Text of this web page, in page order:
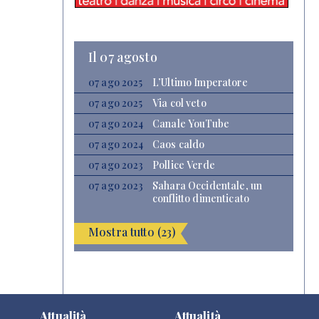
Il 07 agosto
07 ago 2025
L’Ultimo Imperatore
07 ago 2025
Via col veto
07 ago 2024
Canale YouTube
07 ago 2024
Caos caldo
07 ago 2023
Pollice Verde
07 ago 2023
Sahara Occidentale, un
conflitto dimenticato
Mostra tutto (23)
Attualità Attualità